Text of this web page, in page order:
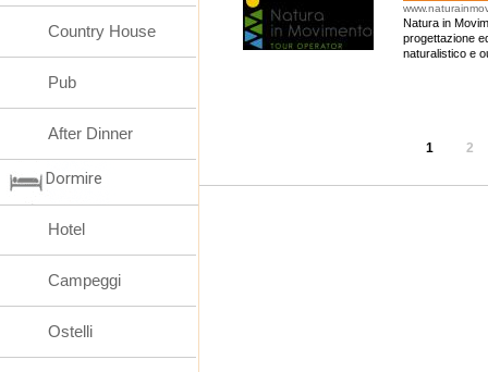
Natura in
progettazione
naturalistico e
1 2
Country House
Pub
After Dinner
Dormire
Hotel
Campeggi
Ostelli